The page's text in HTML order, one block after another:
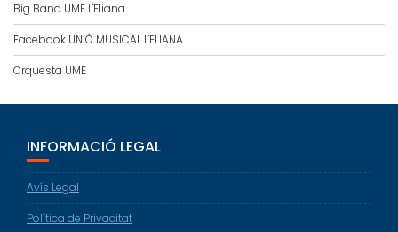
Big Band UME L'Eliana
Facebook UNIÓ MUSICAL L'ELIANA
Orquesta UME
INFORMACIÓ LEGAL
Avís Legal
Política de Privacitat